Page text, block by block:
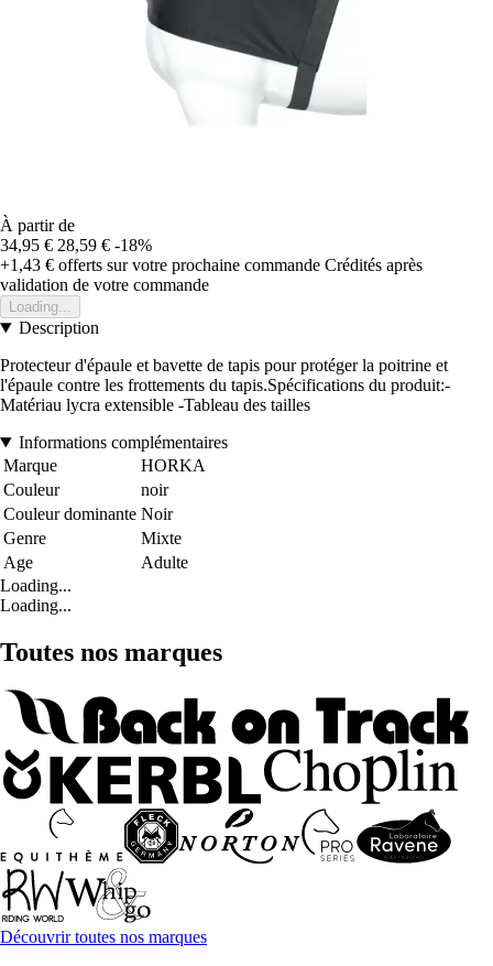
À partir de
34,95 € 28,59 € -18%
+1,43 € offerts sur votre prochaine commande Crédités après
validation de votre commande
Loading...
Description
Protecteur d'épaule et bavette de tapis pour protéger la poitrine et
l'épaule contre les frottements du tapis.Spécifications du produit:-
Matériau lycra extensible -Tableau des tailles
Informations complémentaires
Marque
HORKA
Couleur
noir
Couleur dominante Noir
Genre
Mixte
Age
Adulte
Loading...
Loading...
Toutes nos marques
Découvrir toutes nos marques